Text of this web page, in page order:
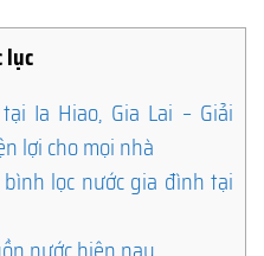
lục
Ia Hiao, Gia Lai – Giải
lợi cho mọi nhà
lọc nước gia đình tại